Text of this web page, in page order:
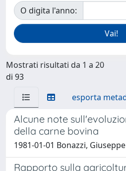
O digita l'anno:
Mostrati risultati da 1 a 20
di 93
esporta
Alcune note
della carne bovina
1981-01-01 Bonazzi, Giuseppe
Rapporto sulla